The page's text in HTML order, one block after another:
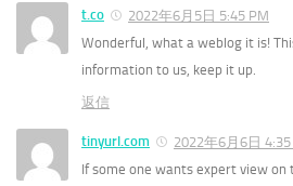
t.co
2022年6月5日 5:45 PM
Wonderful, what a weblog it is!
information to us, keep it up.
返信
tinyurl.com
2022年6月6日 4:35
If some one wants expert view